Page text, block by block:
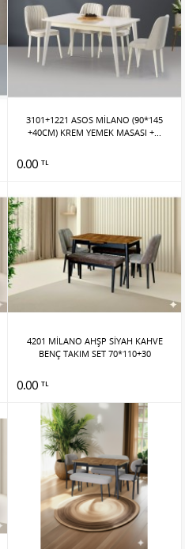
3101+1221 ASOS MİLANO (90*145
+40CM) KREM YEMEK MASASI +...
0.00 TL
4201 MİLANO AHŞP SİYAH KAHVE
BENÇ TAKIM SET 70*110+30
0.00 TL